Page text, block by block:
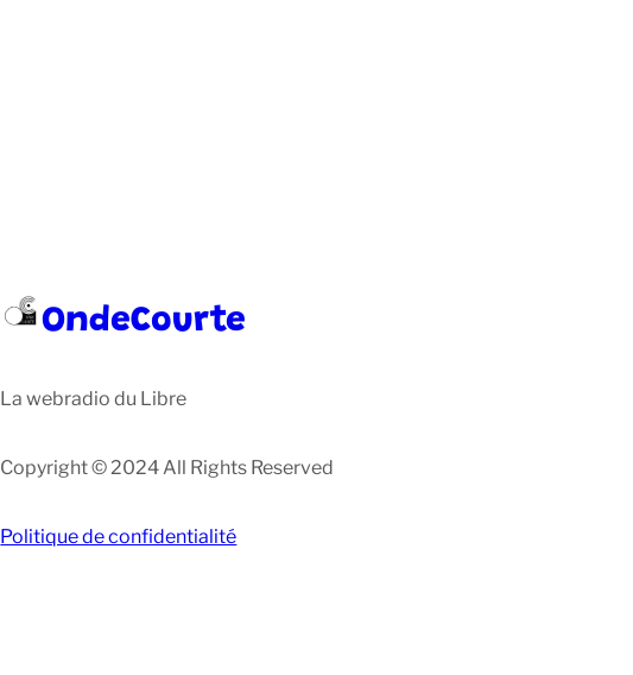
OndeCourte
La webradio du Libre
Copyright © 2024 All Rights Reserved
Politique de confidentialité